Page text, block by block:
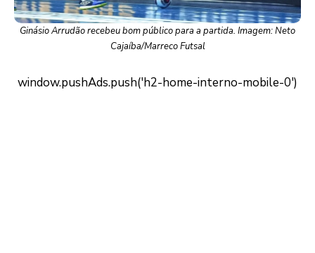
Ginásio Arrudão recebeu bom público para a partida. Imagem: Neto
Cajaíba/Marreco Futsal